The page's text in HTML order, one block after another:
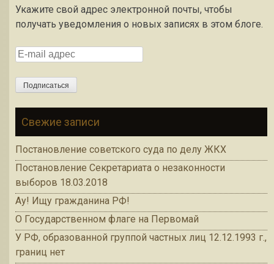
Укажите свой адрес электронной почты, чтобы
получать уведомления о новых записях в этом блоге.
E-mail адрес
Подписаться
Свежие записи
Постановление советского суда по делу ЖКХ
Постановление Секретариата о незаконности
выборов 18.03.2018
Ау! Ищу гражданина РФ!
О Государственном флаге на Первомай
У РФ, образованной группой частных лиц 12.12.1993 г.,
границ нет